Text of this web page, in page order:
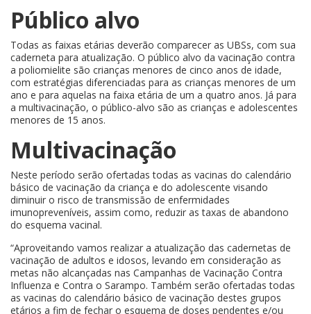
Público alvo
Todas as faixas etárias deverão comparecer as UBSs, com sua
caderneta para atualização. O público alvo da vacinação contra
a poliomielite são crianças menores de cinco anos de idade,
com estratégias diferenciadas para as crianças menores de um
ano e para aquelas na faixa etária de um a quatro anos. Já para
a multivacinação, o público-alvo são as crianças e adolescentes
menores de 15 anos.
Multivacinação
Neste período serão ofertadas todas as vacinas do calendário
básico de vacinação da criança e do adolescente visando
diminuir o risco de transmissão de enfermidades
imunopreveníveis, assim como, reduzir as taxas de abandono
do esquema vacinal.
“Aproveitando vamos realizar a atualização das cadernetas de
vacinação de adultos e idosos, levando em consideração as
metas não alcançadas nas Campanhas de Vacinação Contra
Influenza e Contra o Sarampo. Também serão ofertadas todas
as vacinas do calendário básico de vacinação destes grupos
etários a fim de fechar o esquema de doses pendentes e/ou